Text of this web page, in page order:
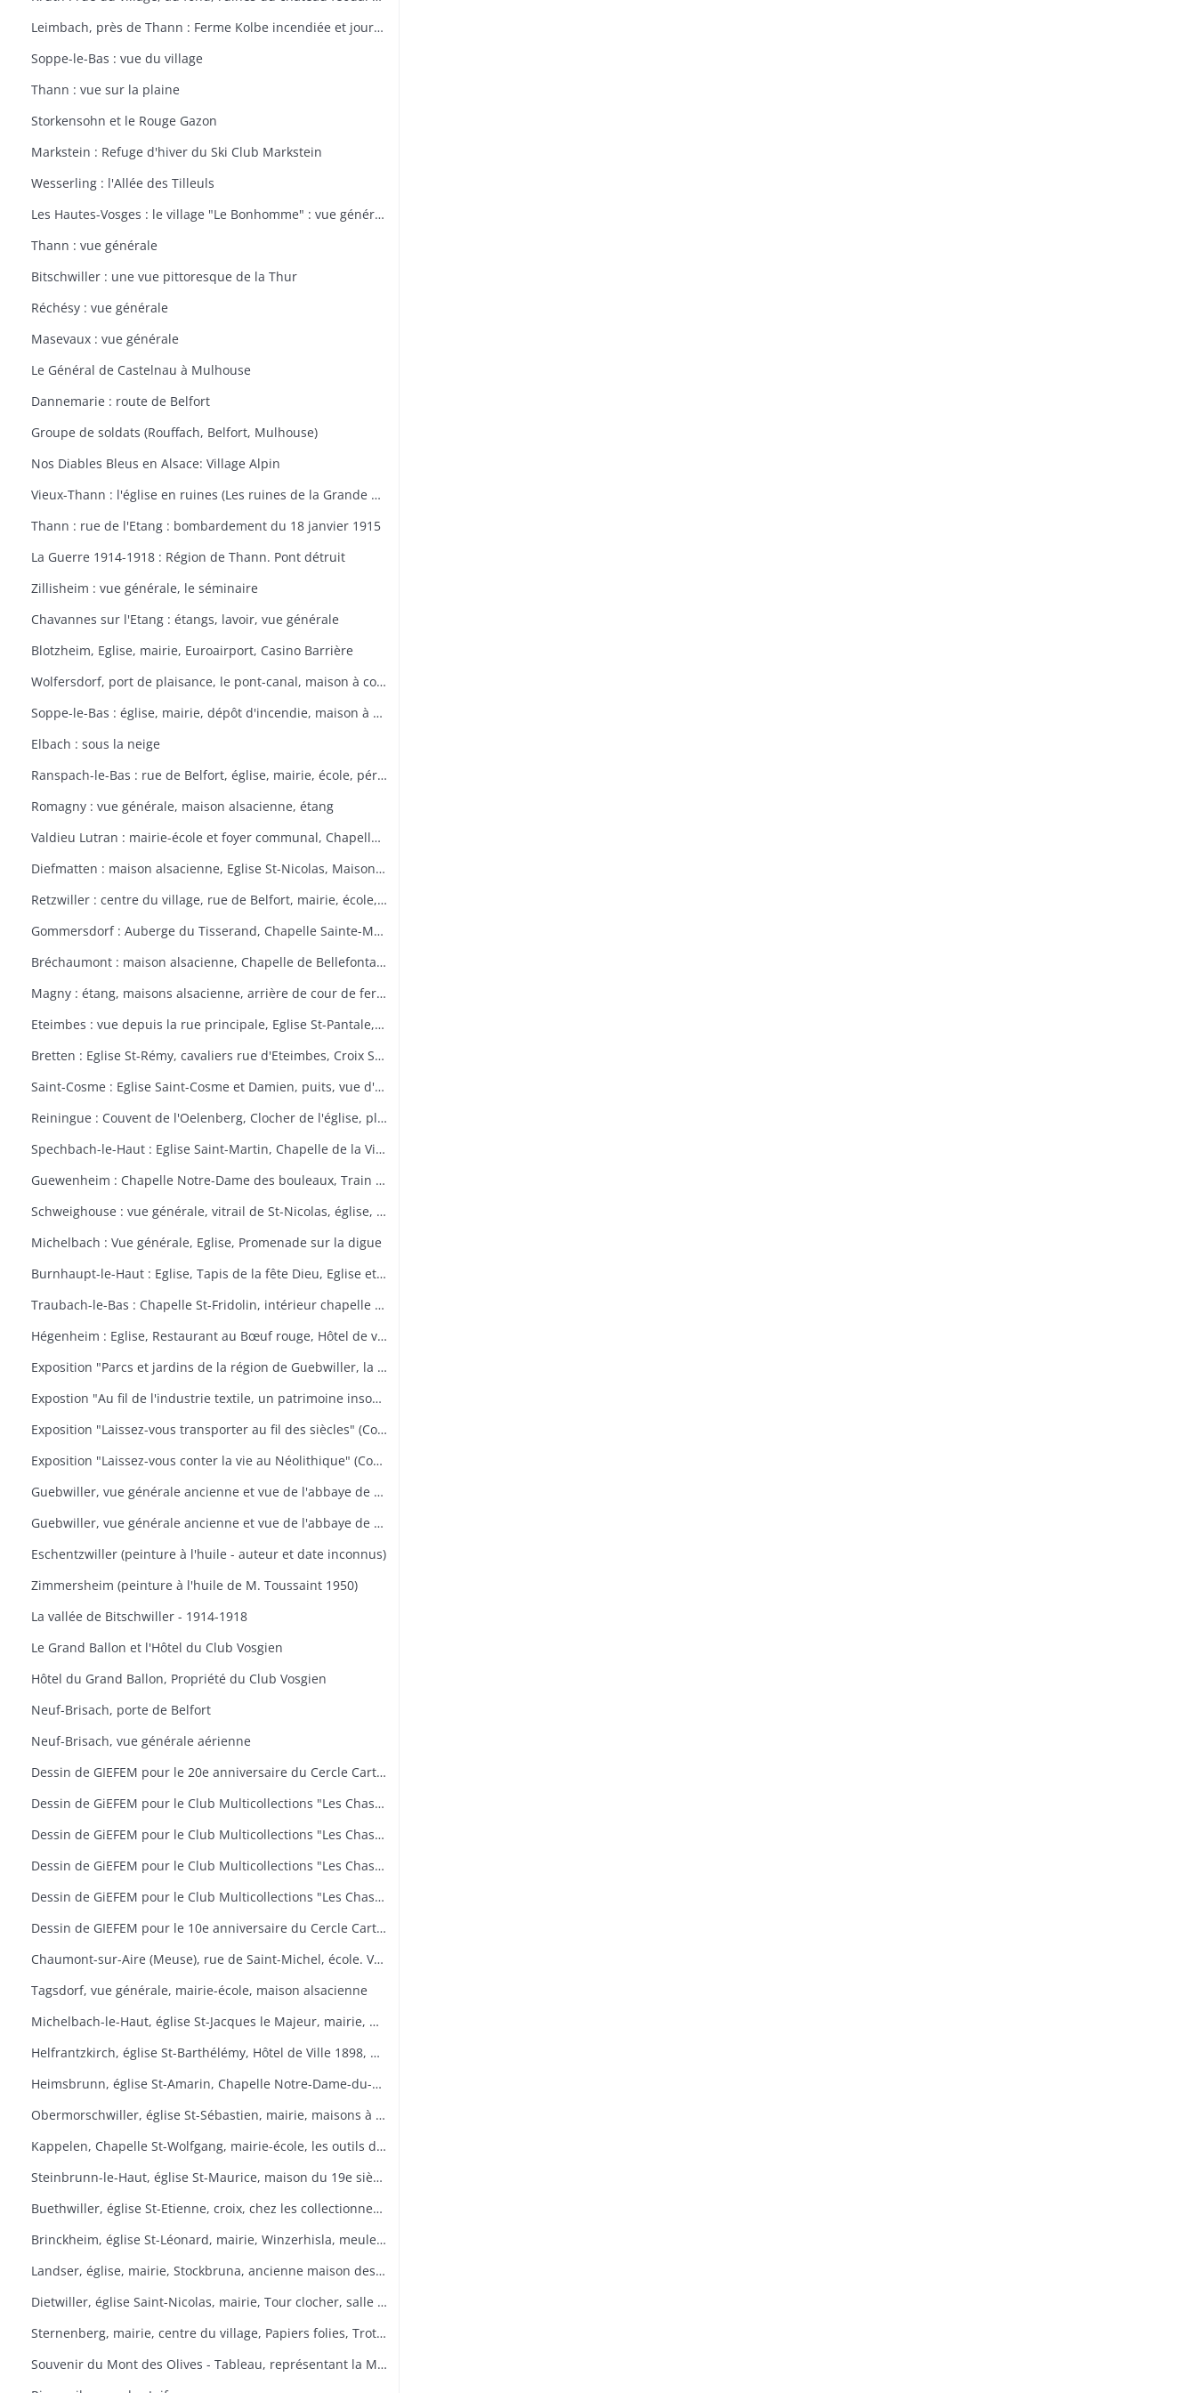
Leimbach, près de Thann : Ferme Kolbe incendiée et journellement bombardée avec les dépendances en ruines
Soppe-le-Bas : vue du village
Thann : vue sur la plaine
Storkensohn et le Rouge Gazon
Markstein : Refuge d'hiver du Ski Club Markstein
Wesserling : l'Allée des Tilleuls
Les Hautes-Vosges : le village "Le Bonhomme" : vue générale
Thann : vue générale
Bitschwiller : une vue pittoresque de la Thur
Réchésy : vue générale
Masevaux : vue générale
Le Général de Castelnau à Mulhouse
Dannemarie : route de Belfort
Groupe de soldats (Rouffach, Belfort, Mulhouse)
Nos Diables Bleus en Alsace: Village Alpin
Vieux-Thann : l'église en ruines (Les ruines de la Grande Guerre)
Thann : rue de l'Etang : bombardement du 18 janvier 1915
La Guerre 1914-1918 : Région de Thann. Pont détruit
Zillisheim : vue générale, le séminaire
Chavannes sur l'Etang : étangs, lavoir, vue générale
Blotzheim, Eglise, mairie, Euroairport, Casino Barrière
Wolfersdorf, port de plaisance, le pont-canal, maison à colombages
Soppe-le-Bas : église, mairie, dépôt d'incendie, maison à colombages
Elbach : sous la neige
Ranspach-le-Bas : rue de Belfort, église, mairie, école, périscolaire, platanes plantés sous Napoléon
Romagny : vue générale, maison alsacienne, étang
Valdieu Lutran : mairie-école et foyer communal, Chapelle Notre Dame de la Pitié, calvaire, échelle d'écluses sens Valdieu-Retzwiller
Diefmatten : maison alsacienne, Eglise St-Nicolas, Maison natale Barthélémy Gross
Retzwiller : centre du village, rue de Belfort, mairie, école, décors floraux
Gommersdorf : Auberge du Tisserand, Chapelle Sainte-Marguerite, Calvaire rue des Tilleuls
Bréchaumont : maison alsacienne, Chapelle de Bellefontaine, rue de l'église, M.A.R.P.A. (Maison d'accueil rurale pour personne âgées)
Magny : étang, maisons alsacienne, arrière de cour de ferme
Eteimbes : vue depuis la rue principale, Eglise St-Pantale, maison alsacienne
Bretten : Eglise St-Rémy, cavaliers rue d'Eteimbes, Croix St-Eloi
Saint-Cosme : Eglise Saint-Cosme et Damien, puits, vue d'ensemble, ancien presbytère, mairie
Reiningue : Couvent de l'Oelenberg, Clocher de l'église, plan d'eau, cour de ferme
Spechbach-le-Haut : Eglise Saint-Martin, Chapelle de la Vierge, Christ du dimanche des rameaux sur l'âne, Vierge de la Pitié
Guewenheim : Chapelle Notre-Dame des bouleaux, Train de la Doller, lavoir, pierre borne, mur cimetière, Calvaire 1857 avec décorations florales
Schweighouse : vue générale, vitrail de St-Nicolas, église, la Doller
Michelbach : Vue générale, Eglise, Promenade sur la digue
Burnhaupt-le-Haut : Eglise, Tapis de la fête Dieu, Eglise et école, Office de la fête Dieu
Traubach-le-Bas : Chapelle St-Fridolin, intérieur chapelle et tableau, Ecole, rue principale
Hégenheim : Eglise, Restaurant au Bœuf rouge, Hôtel de ville, décors floraux
Exposition "Parcs et jardins de la région de Guebwiller, la culture d'un patrimoine florissant" (Communauté de Communes de la Région de Guebwiller, du 15 octobre 2010 au 31 janvier 2011)
Expostion "Au fil de l'industrie textile, un patrimoine insoupçonné" (Communauté de Communes de la Région de Guebwiller, du 11 septembre au 30 octobre 2009)
Exposition "Laissez-vous transporter au fil des siècles" (Communauté de Communes de la Région de Guebwiller, du 26 octobre 2012 au 19 janvier 2013)
Exposition "Laissez-vous conter la vie au Néolithique" (Communauté de Communes de la Région de Guebwiller, du 14 octobre 2011 au 26 janvier 2012)
Guebwiller, vue générale ancienne et vue de l'abbaye de Murbach.
Guebwiller, vue générale ancienne et vue de l'abbaye de Murbach.
Eschentzwiller (peinture à l'huile - auteur et date inconnus)
Zimmersheim (peinture à l'huile de M. Toussaint 1950)
La vallée de Bitschwiller - 1914-1918
Le Grand Ballon et l'Hôtel du Club Vosgien
Hôtel du Grand Ballon, Propriété du Club Vosgien
Neuf-Brisach, porte de Belfort
Neuf-Brisach, vue générale aérienne
Dessin de GIEFEM pour le 20e anniversaire du Cercle Cartophile de Thann et de la Vallée de la Thur. 25-26 novembre 2006. carte n° 17
Dessin de GiEFEM pour le Club Multicollections "Les Chasseurs d'Images", Mulhouse. Carte n° 19 : "50 ans de carnaval à Mulhouse
Dessin de GiEFEM pour le Club Multicollections "Les Chasseurs d'Images", Mulhouse. Carte n° 20 : "L'univers de Tintin
Dessin de GiEFEM pour le Club Multicollections "Les Chasseurs d'Images", Mulhouse. Carte n° 17 : "Nounours a Cent ans
Dessin de GiEFEM pour le Club Multicollections "Les Chasseurs d'Images". Mulhouse. Carte n° 15
Dessin de GIEFEM pour le 10e anniversaire du Cercle Cartophile de Thann et de la Vallée de la Thur. Novembre 1997
Chaumont-sur-Aire (Meuse), rue de Saint-Michel, école. Vue d'une carte postale pour l'exposition de cartes postales anciennes (11 octobre 2009)
Tagsdorf, vue générale, mairie-école, maison alsacienne
Michelbach-le-Haut, église St-Jacques le Majeur, mairie, maison 1832, fontaine, fête du pain
Helfrantzkirch, église St-Barthélémy, Hôtel de Ville 1898, maison alsacienne
Heimsbrunn, église St-Amarin, Chapelle Notre-Dame-du-Chêne, Maison Ste-Anne, mairie
Obermorschwiller, église St-Sébastien, mairie, maisons à colombages
Kappelen, Chapelle St-Wolfgang, mairie-école, les outils d'antan, chez le collectionneur de tracteurs
Steinbrunn-le-Haut, église St-Maurice, maison du 19e siècle, vue générale
Buethwiller, église St-Etienne, croix, chez les collectionneurs
Brinckheim, église St-Léonard, mairie, Winzerhisla, meule 1597, moulin
Landser, église, mairie, Stockbruna, ancienne maison des sœurs, Monastère St-Alphonse
Dietwiller, église Saint-Nicolas, mairie, Tour clocher, salle des fêtes
Sternenberg, mairie, centre du village, Papiers folies, Trotta Hisla
Souvenir du Mont des Olives - Tableau, représentant la Mort, à l'entrée du dortoir peint par Père M. Joseph (Baron de Géramb, général autrichien, mort en 1848 comme procurateur des Trappistes).